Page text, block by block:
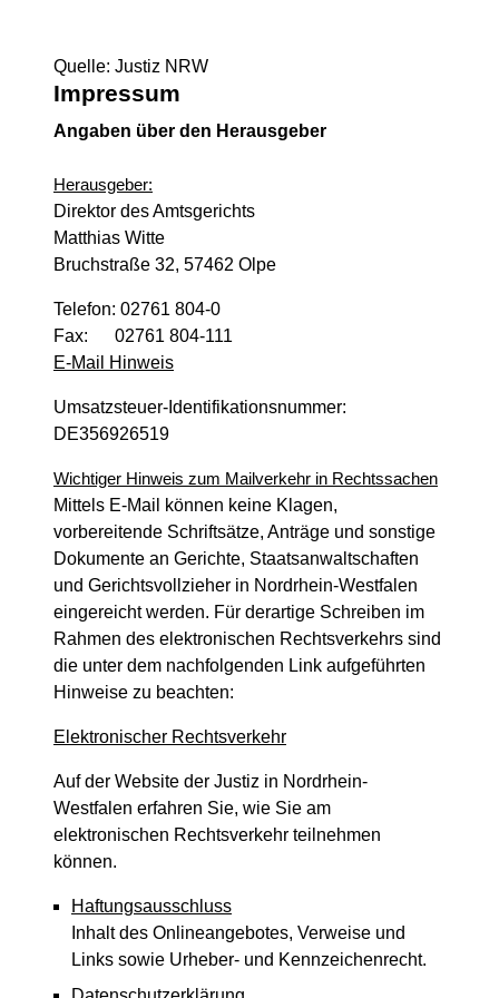
Quelle: Justiz NRW
Impressum
Angaben über den Herausgeber
Herausgeber:
Direktor des Amtsgerichts
Matthias Witte
Bruchstraße 32, 57462 Olpe
Telefon: 02761 804-0
Fax: 02761 804-111
E-Mail Hinweis
Umsatzsteuer-Identifikationsnummer:
DE356926519
Wichtiger Hinweis zum Mailverkehr in Rechtssachen
Mittels E-Mail können keine Klagen,
vorbereitende Schriftsätze, Anträge und sonstige
Dokumente an Gerichte, Staatsanwaltschaften
und Gerichtsvollzieher in Nordrhein-Westfalen
eingereicht werden. Für derartige Schreiben im
Rahmen des elektronischen Rechtsverkehrs sind
die unter dem nachfolgenden Link aufgeführten
Hinweise zu beachten:
Elektronischer Rechtsverkehr
Auf der Website der Justiz in Nordrhein-
Westfalen erfahren Sie, wie Sie am
elektronischen Rechtsverkehr teilnehmen
können.
Haftungsausschluss
Inhalt des Onlineangebotes, Verweise und
Links sowie Urheber- und Kennzeichenrecht.